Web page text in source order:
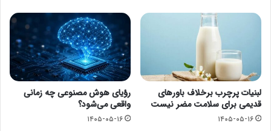
لبنیات پرچرب برخلاف باورهای
قدیمی برای سلامت مضر نیست
۱۴۰۵-۰۵-۱۶
رؤیای هوش مصنوعی چه زمانی
واقعی می‌شود؟
۱۴۰۵-۰۵-۱۶